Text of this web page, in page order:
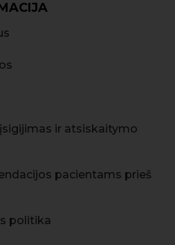
ir atsiskaitymo
pacientams prieš
politika